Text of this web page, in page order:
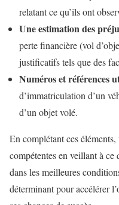
relatant ce qu’ils ont
Une estimation des
perte financière (vol
justificatifs tels que des
Numéros et références
d’immatriculation d’un
d’un objet volé.
En complétant ces
compétentes en veillant à
dans les meilleures
déterminant pour accélérer